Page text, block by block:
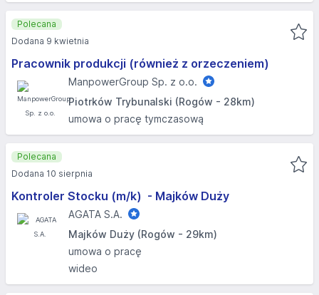
Pracownik produkcji (również z orzeczeniem)
ManpowerGroup Sp. z o.o.
Piotrków Trybunalski (Rogów - 28km)
umowa o pracę tymczasową
Polecana
Dodana 9 kwietnia
Kontroler Stocku (m/k) ​ - Majków Duży
AGATA S.A.
Majków Duży (Rogów - 29km)
umowa o pracę
wideo
Polecana
Dodana 10 sierpnia